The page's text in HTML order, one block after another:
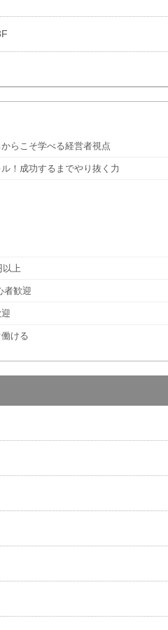
らこそ学べる経営者視点
！成功するまでやり抜く力
以上
者歓迎
ける